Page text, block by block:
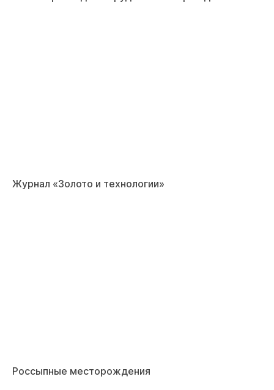
Журнал «Золото и технологии»
Россыпные месторождения